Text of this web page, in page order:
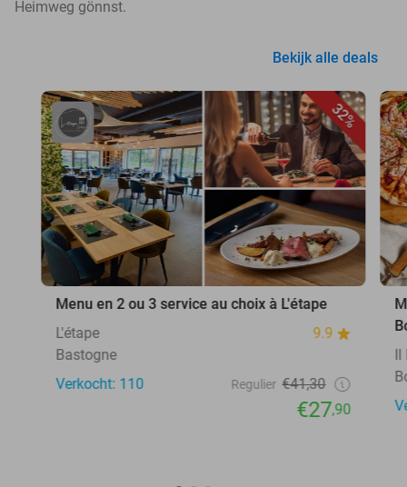
Heimweg gönnst.
Bekijk alle deals
32%
Menu en 2 ou 3 service au choix à L'étape
L'étape
9.9
Bastogne
Verkocht: 110
Regulier €41,30
€27,90
Il